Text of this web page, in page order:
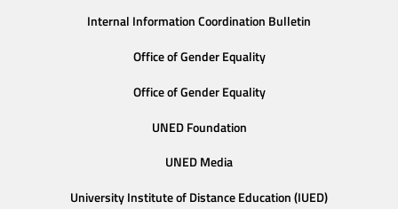
Internal Information Coordination Bulletin
Office of Gender Equality
Office of Gender Equality
UNED Foundation
UNED Media
University Institute of Distance Education (IUED)